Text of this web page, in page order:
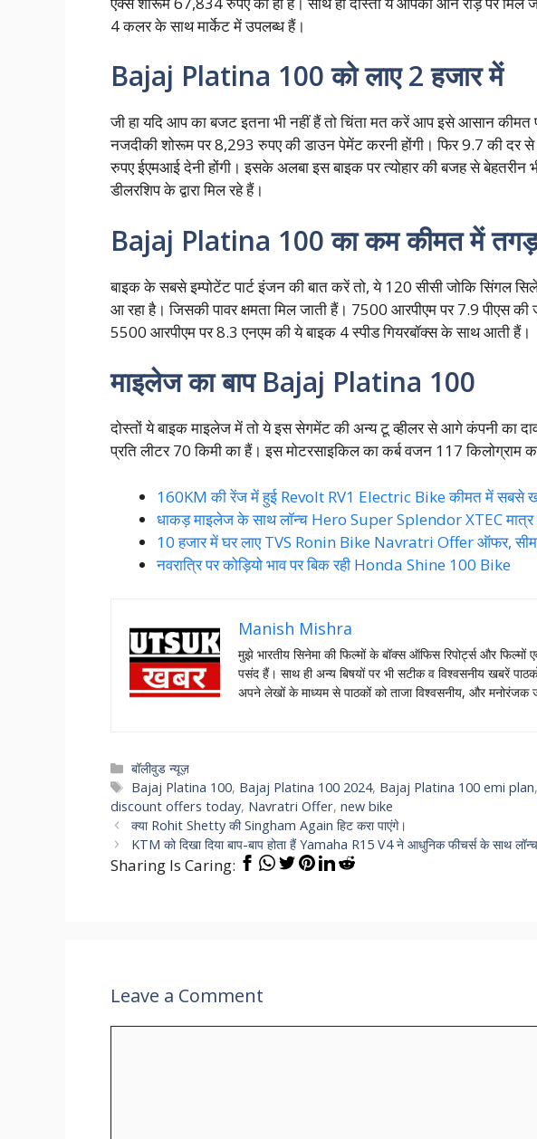
4 कलर के साथ मार्केट में उपलब्ध हैं।
Bajaj Platina 100 को लाए 2 हजार में
जी हा यदि आप का बजट इतना भी नहीं हैं तो चिंता मत करें आप इसे आसान
नजदीकी शोरूम पर 8,293 रुपए की डाउन पेमेंट करनी होंगी। फिर 9.7 की दर
रुपए ईएमआई देनी होंगी। इसके अलबा इस बाइक पर त्योहार की बजह से
डीलरशिप के द्वारा मिल रहे हैं।
Bajaj Platina 100 का कम कीमत में
बाइक के सबसे इम्पोटेंट पार्ट इंजन की बात करें तो, ये 120 सीसी जोकि सिंगल
आ रहा है। जिसकी पावर क्षमता मिल जाती हैं। 7500 आरपीएम पर 7.9 पीएस की
5500 आरपीएम पर 8.3 एनएम की ये बाइक 4 स्पीड गियरबॉक्स के साथ आती हैं।
माइलेज का बाप Bajaj Platina 100
दोस्तों ये बाइक माइलेज में तो ये इस सेगमेंट की अन्य टू व्हीलर से आगे कंपनी का
प्रति लीटर 70 किमी का हैं। इस मोटरसाइकिल का कर्ब वजन 117 किलोग्राम
160KM की रेंज में हुई Revolt RV1 Electric Bike कीमत में सबसे
धाकड़ माइलेज के साथ लॉन्च Hero Super Splendor XTEC
10 हजार में घर लाए TVS Ronin Bike Navratri Offer ऑफर,
नवरात्रि पर कोड़ियो भाव पर बिक रही Honda Shine 100 Bike
Manish Mishra
मुझे भारतीय सिनेमा की फिल्मों के बॉक्स ऑफिस रिपोर्ट्स और
पसंद हैं। साथ ही अन्य बिषयों पर भी सटीक व विश्वसनीय खबरें
अपने लेखों के माध्यम से पाठकों को ताजा विश्वसनीय, और मनोरंजक
Categories
बॉलीवुड न्यूज़
Tags
Bajaj Platina 100, Bajaj Platina 100 2024, Bajaj Platina 100 emi plan,
discount offers today, Navratri Offer, new bike
क्या Rohit Shetty की Singham Again हिट करा पाएंगे।
KTM को दिखा दिया बाप-बाप होता हैं Yamaha R15 V4 ने आधुनिक फीचर्स के साथ लॉन्च
Sharing Is Caring:
Leave a Comment